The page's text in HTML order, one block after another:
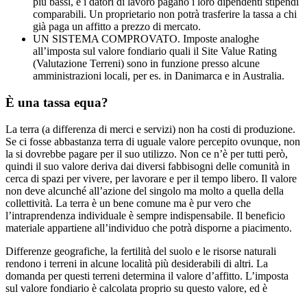
comparabili. Un proprietario non potrà trasferire la tassa a chi
già paga un affitto a prezzo di mercato.
UN SISTEMA COMPROVATO. Imposte analoghe
all’imposta sul valore fondiario quali il Site Value Rating
(Valutazione Terreni) sono in funzione presso alcune
amministrazioni locali, per es. in Danimarca e in Australia.
È una tassa equa?
La terra (a differenza di merci e servizi) non ha costi di produzione.
Se ci fosse abbastanza terra di uguale valore percepito ovunque, non
la si dovrebbe pagare per il suo utilizzo. Non ce n’è per tutti però,
quindi il suo valore deriva dai diversi fabbisogni delle comunità in
cerca di spazi per vivere, per lavorare e per il tempo libero. Il valore
non deve alcunché all’azione del singolo ma molto a quella della
collettività. La terra è un bene comune ma è pur vero che
l’intraprendenza individuale è sempre indispensabile. Il beneficio
materiale appartiene all’individuo che potrà disporne a piacimento.
Differenze geografiche, la fertilità del suolo e le risorse naturali
rendono i terreni in alcune località più desiderabili di altri. La
domanda per questi terreni determina il valore d’affitto. L’imposta
sul valore fondiario è calcolata proprio su questo valore, ed è